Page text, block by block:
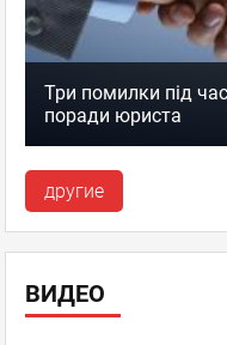
Три помилки під
поради юриста
другие
ВИДЕО